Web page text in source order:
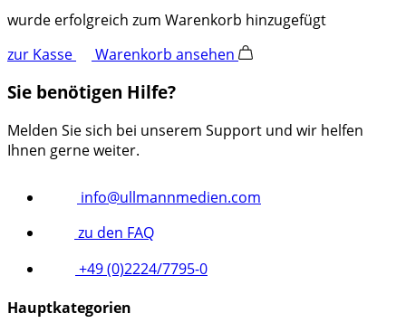
wurde erfolgreich zum Warenkorb hinzugefügt
zur Kasse
Warenkorb ansehen
Sie benötigen Hilfe?
Melden Sie sich bei unserem Support und wir helfen
Ihnen gerne weiter.
info@ullmannmedien.com
zu den FAQ
+49 (0)2224/7795-0
Hauptkategorien